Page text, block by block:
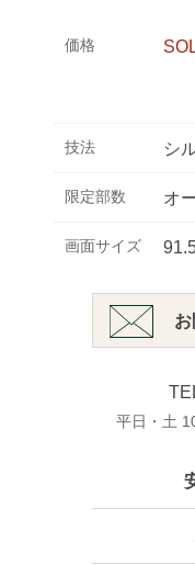
価格
技法 シ
限定部数 オ
画面サイズ
平日・土